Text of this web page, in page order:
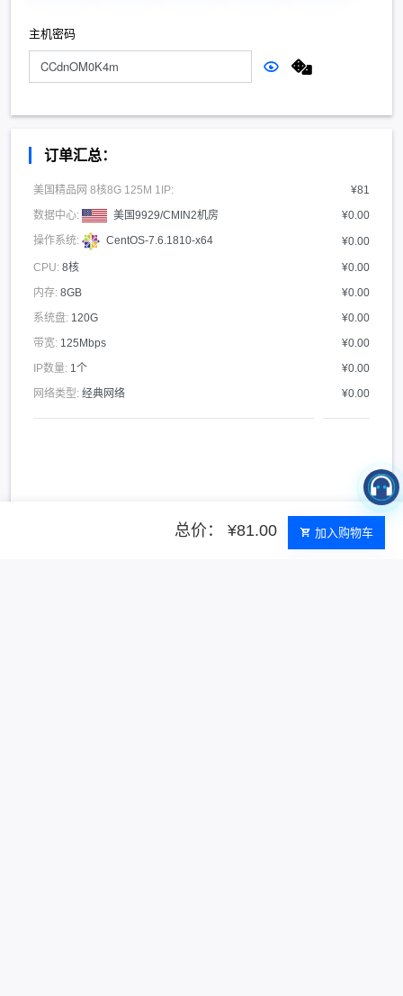
主机密码
订单汇总：
美国精品网 8核8G 125M 1IP:
¥81
数据中心:
美国9929/CMIN2机房 ¥0.00
操作系统: CentOS-7.6.1810-x64 ¥0.00
CPU: 8核
¥0.00
内存: 8GB
¥0.00
系统盘: 120G
¥0.00
带宽: 125Mbps
¥0.00
IP数量: 1个
¥0.00
网络类型: 经典网络 ¥0.00
总价： ¥81.00 加入购物车